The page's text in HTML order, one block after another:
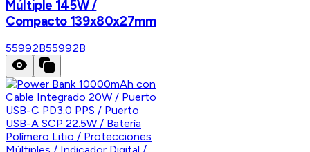
Múltiple 145W /
Compacto 139x80x27mm
55992B55992B